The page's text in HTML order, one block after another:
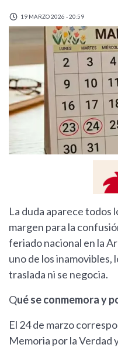
19 MARZO 2026 - 20:59
La duda aparece todos
margen para la
feriado nacional en la
uno de los inamovibles,
traslada ni se negocia.
Qué se conmemora y
El 24 de marzo
Memoria por la Verdad